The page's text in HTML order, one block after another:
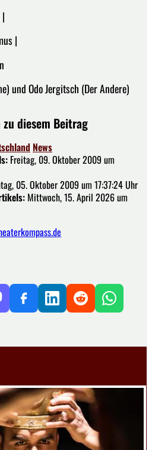
|
|
und Odo Jergitsch (Der Andere)
diesem Beitrag
News
Freitag, 09. Oktober 2009 um
05. Oktober 2009 um 17:37:24 Uhr
Mittwoch, 15. April 2026 um